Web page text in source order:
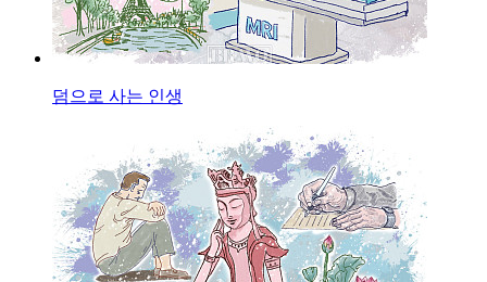
덤으로 사는 인생